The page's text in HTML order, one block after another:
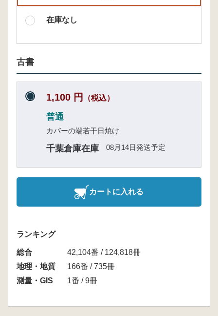
在庫なし
古書
1,100 円 （税込）
普通
カバーの端若干日焼け
千葉倉庫在庫 08月14日発送予定
カートに入れる
ランキング
総合
42,104番 / 124,818冊
地理・地質
166番 / 735冊
測量・GIS
1番 / 9冊